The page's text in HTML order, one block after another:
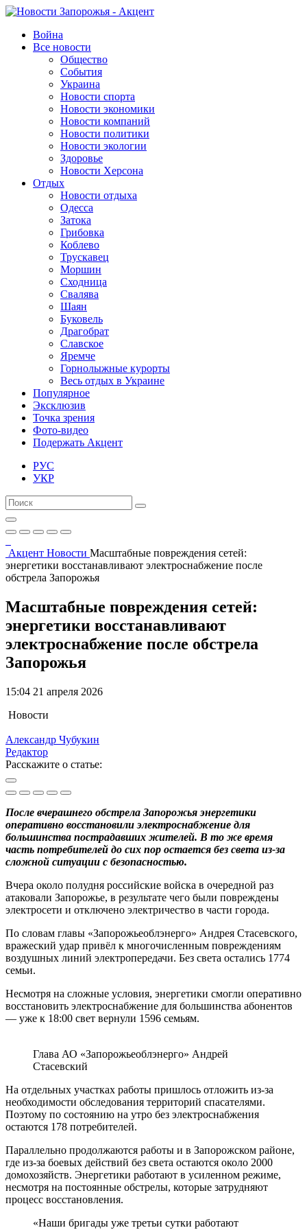
Война
Все новости
Общество
События
Украина
Новости спорта
Новости экономики
Новости компаний
Новости политики
Новости экологии
Здоровье
Новости Херсона
Отдых
Новости отдыха
Одесса
Затока
Грибовка
Коблево
Трускавец
Моршин
Сходница
Свалява
Шаян
Буковель
Драгобрат
Славское
Яремче
Горнолыжные курорты
Весь отдых в Украине
Популярное
Эксклюзив
Точка зрения
Фото-видео
Подержать Акцент
РУС
УКР
Акцент Новости Масштабные повреждения сетей:
энергетики восстанавливают электроснабжение после
обстрела Запорожья
Масштабные повреждения сетей:
энергетики восстанавливают
электроснабжение после обстрела
Запорожья
15:04 21 апреля 2026
Новости
Александр Чубукин
Редактор
Расскажите о статье:
После вчерашнего обстрела Запорожья энергетики
оперативно восстановили электроснабжение для
большинства пострадавших жителей. В то же время
часть потребителей до сих пор остается без света из-за
сложной ситуации с безопасностью.
Вчера около полудня российские войска в очередной раз
атаковали Запорожье, в результате чего были повреждены
электросети и отключено электричество в части города.
По словам главы «Запорожьеоблэнерго» Андрея Стасевского,
вражеский удар привёл к многочисленным повреждениям
воздушных линий электропередачи. Без света остались 1774
семьи.
Несмотря на сложные условия, энергетики смогли оперативно
восстановить электроснабжение для большинства абонентов
— уже к 18:00 свет вернули 1596 семьям.
Глава АО «Запорожьеоблэнерго» Андрей
Стасевский
На отдельных участках работы пришлось отложить из-за
необходимости обследования территорий спасателями.
Поэтому по состоянию на утро без электроснабжения
остаются 178 потребителей.
Параллельно продолжаются работы и в Запорожском районе,
где из-за боевых действий без света остаются около 2000
домохозяйств. Энергетики работают в усиленном режиме,
несмотря на постоянные обстрелы, которые затрудняют
процесс восстановления.
«Наши бригады уже третьи сутки работают